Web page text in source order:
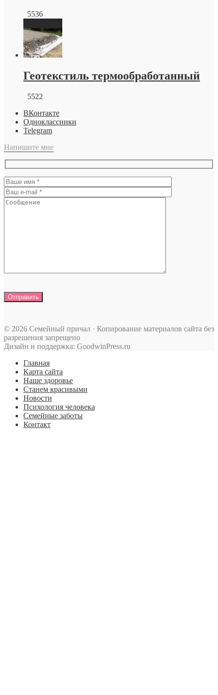
5536
Геотекстиль термообработанный
5522
ВКонтакте
Одноклассники
Telegram
Напишите мне
© 2026 Семейный причал · Копирование материалов сайта без
разрешения запрещено
Дизайн и поддержка: GoodwinPress.ru
Главная
Карта сайта
Наше здоровье
Станем красивыми
Новости
Психология человека
Семейные заботы
Контакт